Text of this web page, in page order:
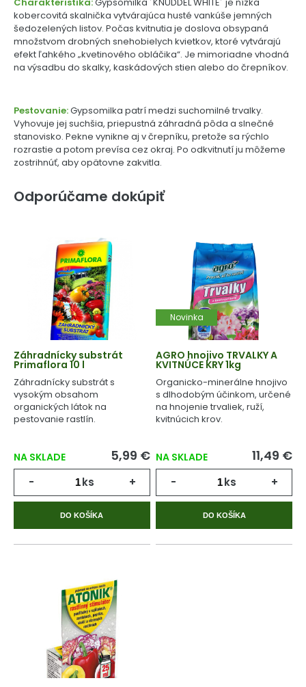
Charakteristika:Gypsomilka ´KNUDDEL WHITE´ je nízka
kobercovitá skalnička vytvárajúca husté vankúše jemných
šedozelených listov. Počas kvitnutia je doslova obsypaná
množstvom drobných snehobielych kvietkov, ktoré vytvárajú
efekt ľahkého „kvetinového obláčika“. Je mimoriadne vhodná
na výsadbu do skalky, kaskádových stien alebo do črepníkov.
Pestovanie:Gypsomilka patrí medzi suchomilné trvalky.
Vyhovuje jej suchšia, priepustná záhradná pôda a slnečné
stanovisko. Pekne vynikne aj v črepníku, pretože sa rýchlo
rozrastie a potom prevísa cez okraj. Po odkvitnutí ju môžeme
zostrihnúť, aby opätovne zakvitla.
Odporúčame dokúpiť
Záhradnícky substrát
Primaflora 10 l
Záhradnícky substrát s
vysokým obsahom
organických látok na
pestovanie rastlín.
NA SKLADE 5,99 €
- ks +
DO KOŠÍKA
Novinka
AGRO hnojivo TRVALKY A
KVITNÚCE KRY 1kg
Organicko-minerálne hnojivo
s dlhodobým účinkom, určené
na hnojenie trvaliek, ruží,
kvitnúcich krov.
NA SKLADE 11,49 €
- ks +
DO KOŠÍKA